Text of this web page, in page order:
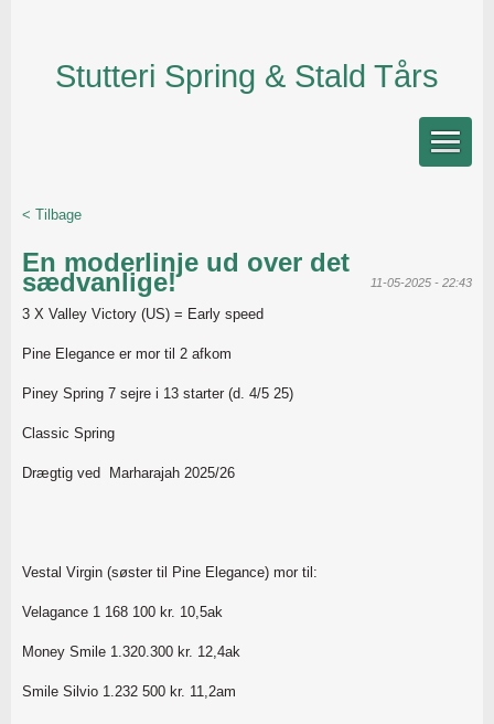
Stutteri Spring & Stald Tårs
< Tilbage
En moderlinje ud over det
sædvanlige! 11-05-2025 - 22:43
3 X Valley Victory (US) = Early speed
Pine Elegance er mor til 2 afkom
Piney Spring 7 sejre i 13 starter (d. 4/5 25)
Classic Spring
Drægtig ved Marharajah 2025/26
Vestal Virgin (søster til Pine Elegance) mor til:
Velagance 1 168 100 kr. 10,5ak
Money Smile 1.320.300 kr. 12,4ak
Smile Silvio 1.232 500 kr. 11,2am